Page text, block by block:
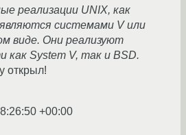
реализации UNIX, как
системами V или
виде. Они реализуют
как System V, так и BSD.
открыл!
+00:00